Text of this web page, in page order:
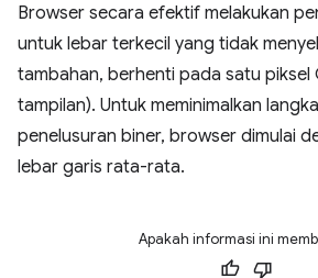
Browser secara efektif melakukan
untuk lebar terkecil yang tidak
tambahan, berhenti pada satu piksel
tampilan). Untuk meminimalkan
penelusuran biner, browser dimulai
lebar garis rata-rata.
Apakah informasi ini